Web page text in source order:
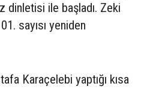
dinletisi ile başladı. Zeki
sayısı yeniden
Karaçelebi yaptığı kısa